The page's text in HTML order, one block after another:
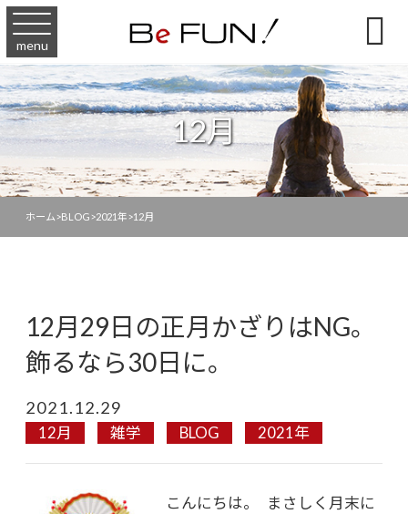
menu 
12月
ホーム >BLOG >2021年 >12月
12月29日の正月かざりはNG。
飾るなら30日に。
2021.12.29
12月 雑学 BLOG 2021年
こんにちは。 まさしく月末に